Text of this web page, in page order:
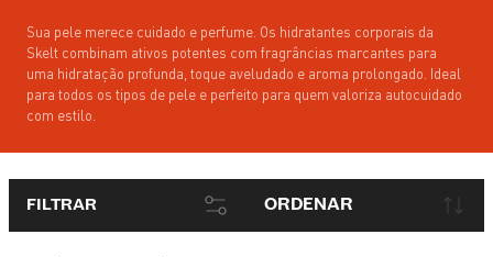
Sua pele merece cuidado e perfume. Os hidratantes corporais da
Skelt combinam ativos potentes com fragrâncias marcantes para
uma hidratação profunda, toque aveludado e aroma prolongado. Ideal
para todos os tipos de pele e perfeito para quem valoriza autocuidado
com estilo.
FILTRAR ORDENAR